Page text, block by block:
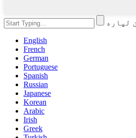
English
French
German
Portuguese
Spanish
Russian
Japanese
Korean
Arabic
Irish
Greek